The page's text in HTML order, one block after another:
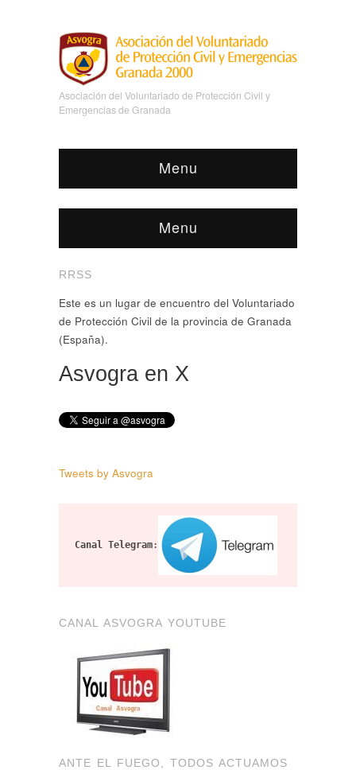
Asociación del Voluntariado de Protección Civil y
Emergencias de Granada
Menu
Menu
RRSS
Este es un lugar de encuentro del Voluntariado
de Protección Civil de la provincia de Granada
(España).
Asvogra en X
Tweets by Asvogra
Canal Telegram:
CANAL ASVOGRA YOUTUBE
ANTE EL FUEGO, TODOS ACTUAMOS